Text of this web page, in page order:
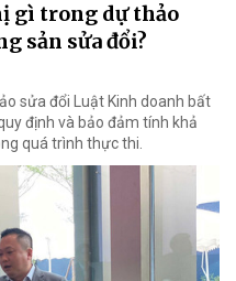
gì trong dự thảo
sản sửa đổi?
sửa đổi Luật Kinh doanh bất
định và bảo đảm tính khả
quá trình thực thi.